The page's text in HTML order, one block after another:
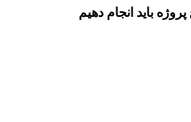
باید انجام دهیم